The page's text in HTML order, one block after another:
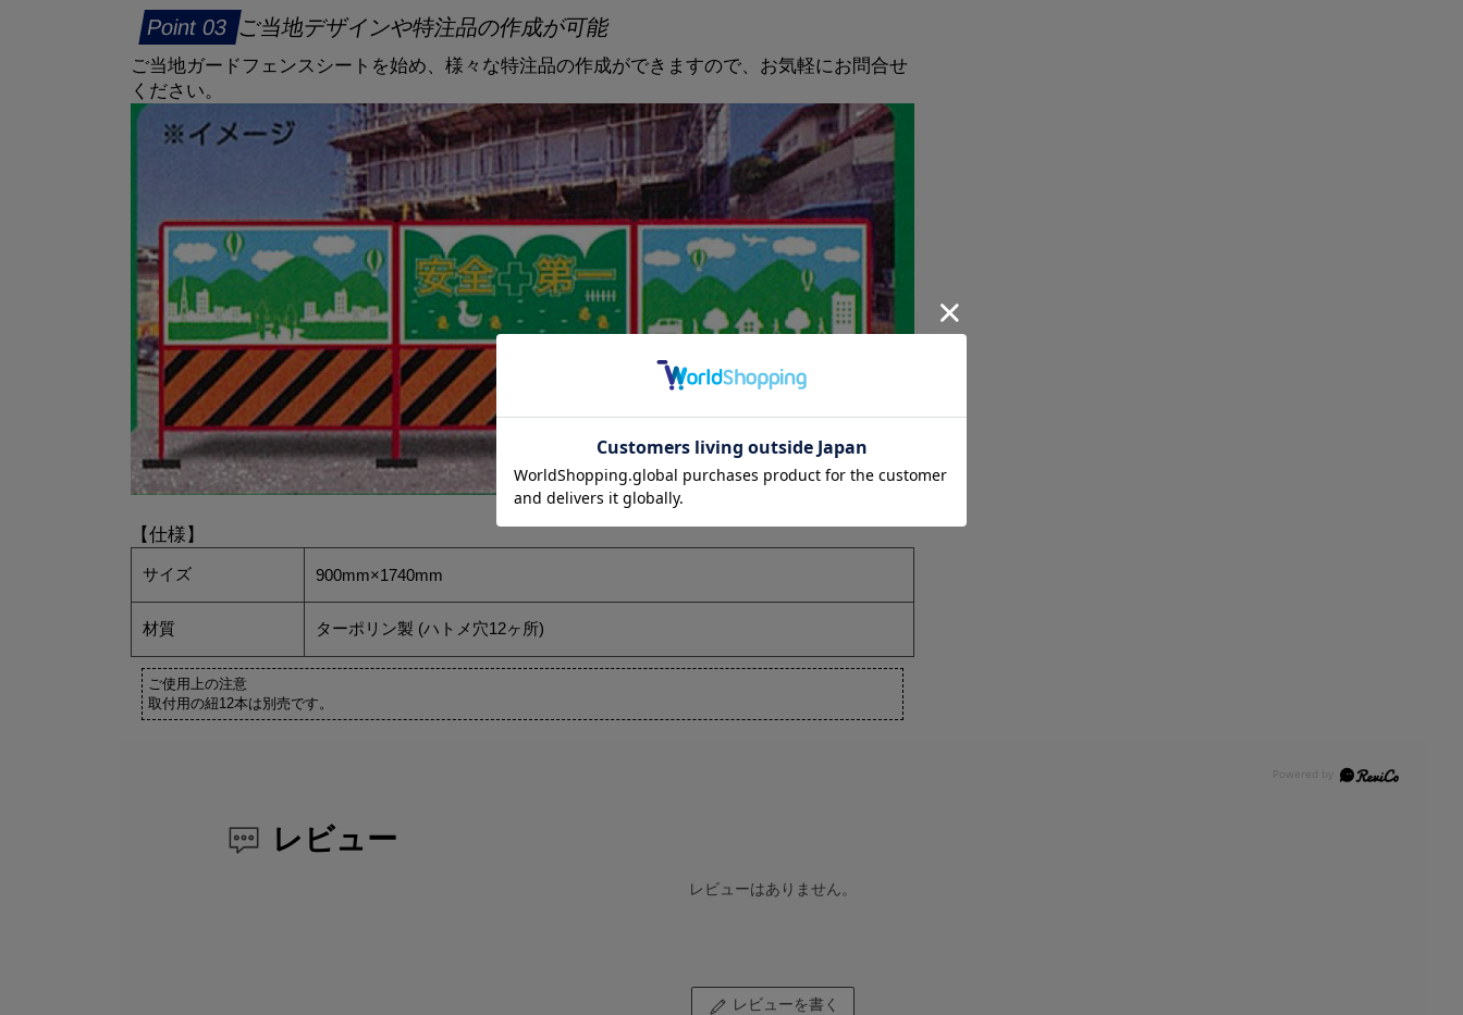
ご当地デザインや特注品の作成が可能
ご当地ガードフェンスシートを始め、様々な特注品の作成ができますので、お気軽にお問合せ
ください。
【仕様】
サイズ 900mm×1740mm
材質 ターポリン製 (ハトメ穴12ヶ所)
ご使用上の注意
取付用の紐12本は別売です。
レビュー
レビューはありません。
レビューを書く